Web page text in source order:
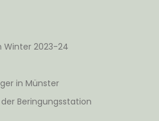
Winter 2023-24
in Münster
Beringungsstation